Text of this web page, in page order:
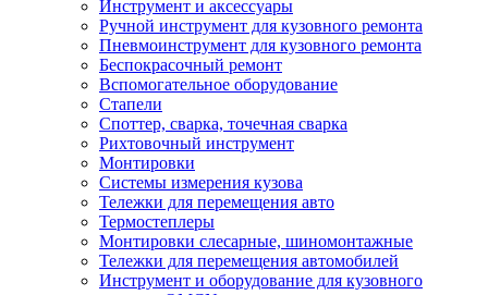
Инструмент и аксессуары
Ручной инструмент для кузовного ремонта
Пневмоинструмент для кузовного ремонта
Беспокрасочный ремонт
Вспомогательное оборудование
Стапели
Споттер, сварка, точечная сварка
Рихтовочный инструмент
Монтировки
Системы измерения кузова
Тележки для перемещения авто
Термостеплеры
Монтировки слесарные, шиномонтажные
Тележки для перемещения автомобилей
Инструмент и оборудование для кузовного